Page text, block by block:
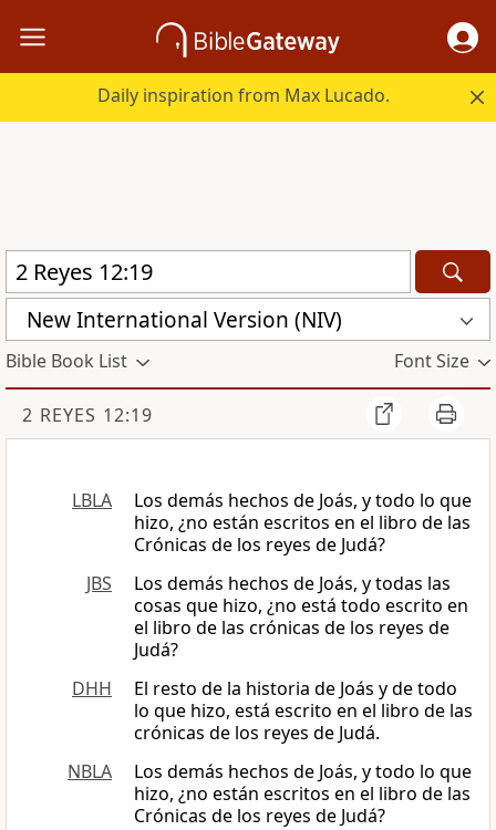
Daily inspiration from Max Lucado.
New International Version (NIV)
Bible Book List Font Size
2 REYES 12:19
LBLA
Los demás hechos de Joás, y todo lo que
hizo, ¿no están escritos en el libro de las
Crónicas de los reyes de Judá?
JBS
Los demás hechos de Joás, y todas las
cosas que hizo, ¿no está todo escrito en
el libro de las crónicas de los reyes de
Judá?
DHH
El resto de la historia de Joás y de todo
lo que hizo, está escrito en el libro de las
crónicas de los reyes de Judá.
NBLA
Los demás hechos de Joás, y todo lo que
hizo, ¿no están escritos en el libro de las
Crónicas de los reyes de Judá?